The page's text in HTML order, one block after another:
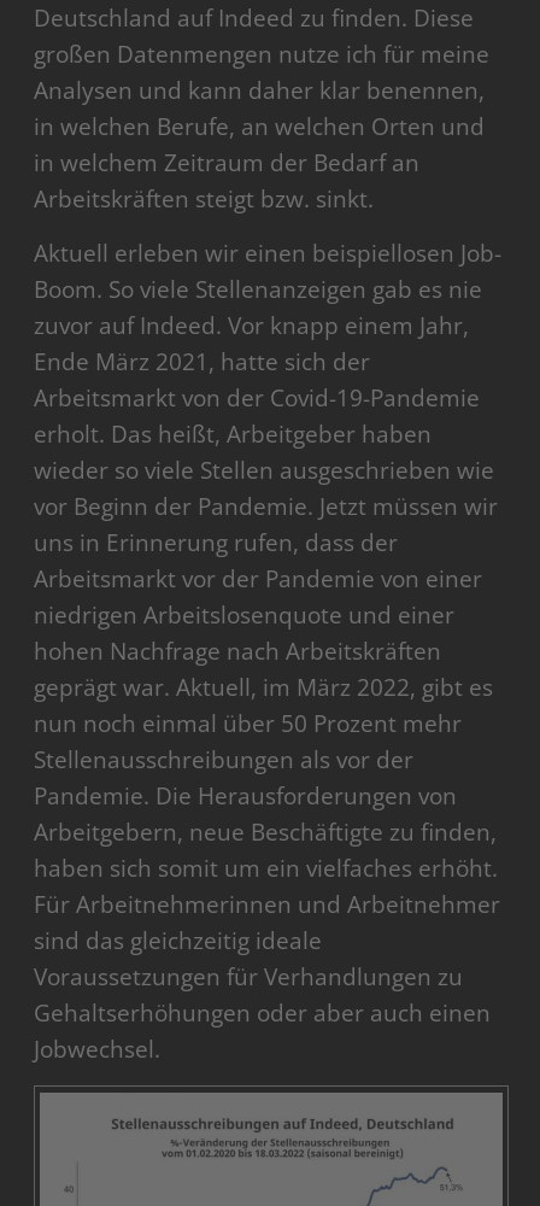
Deutschland auf Indeed zu finden. Diese
großen Datenmengen nutze ich für meine
Analysen und kann daher klar benennen,
in welchen Berufe, an welchen Orten und
in welchem Zeitraum der Bedarf an
Arbeitskräften steigt bzw. sinkt.
Aktuell erleben wir einen beispiellosen Job-
Boom. So viele Stellenanzeigen gab es nie
zuvor auf Indeed. Vor knapp einem Jahr,
Ende März 2021, hatte sich der
Arbeitsmarkt von der Covid-19-Pandemie
erholt. Das heißt, Arbeitgeber haben
wieder so viele Stellen ausgeschrieben wie
vor Beginn der Pandemie. Jetzt müssen wir
uns in Erinnerung rufen, dass der
Arbeitsmarkt vor der Pandemie von einer
niedrigen Arbeitslosenquote und einer
hohen Nachfrage nach Arbeitskräften
geprägt war. Aktuell, im März 2022, gibt es
nun noch einmal über 50 Prozent mehr
Stellenausschreibungen als vor der
Pandemie. Die Herausforderungen von
Arbeitgebern, neue Beschäftigte zu finden,
haben sich somit um ein vielfaches erhöht.
Für Arbeitnehmerinnen und Arbeitnehmer
sind das gleichzeitig ideale
Voraussetzungen für Verhandlungen zu
Gehaltserhöhungen oder aber auch einen
Jobwechsel.